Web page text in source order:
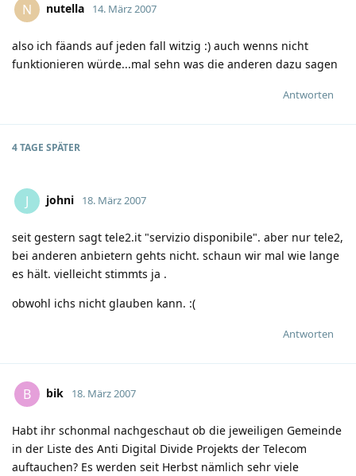
N nutella 14. März 2007
also ich fäands auf jeden fall witzig :) auch wenns nicht
funktionieren würde...mal sehn was die anderen dazu sagen
Antworten
4 TAGE SPÄTER
J johni 18. März 2007
seit gestern sagt tele2.it "servizio disponibile". aber nur tele2,
bei anderen anbietern gehts nicht. schaun wir mal wie lange
es hält. vielleicht stimmts ja .
obwohl ichs nicht glauben kann. :(
Antworten
B bik 18. März 2007
Habt ihr schonmal nachgeschaut ob die jeweiligen Gemeinde
in der Liste des Anti Digital Divide Projekts der Telecom
auftauchen? Es werden seit Herbst nämlich sehr viele